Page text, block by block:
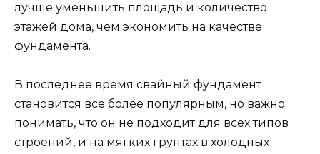
лучше уменьшить площадь и количество
этажей дома, чем экономить на качестве
фундамента.
В последнее время свайный фундамент
становится все более популярным, но важно
понимать, что он не подходит для всех типов
строений, и на мягких грунтах в холодных